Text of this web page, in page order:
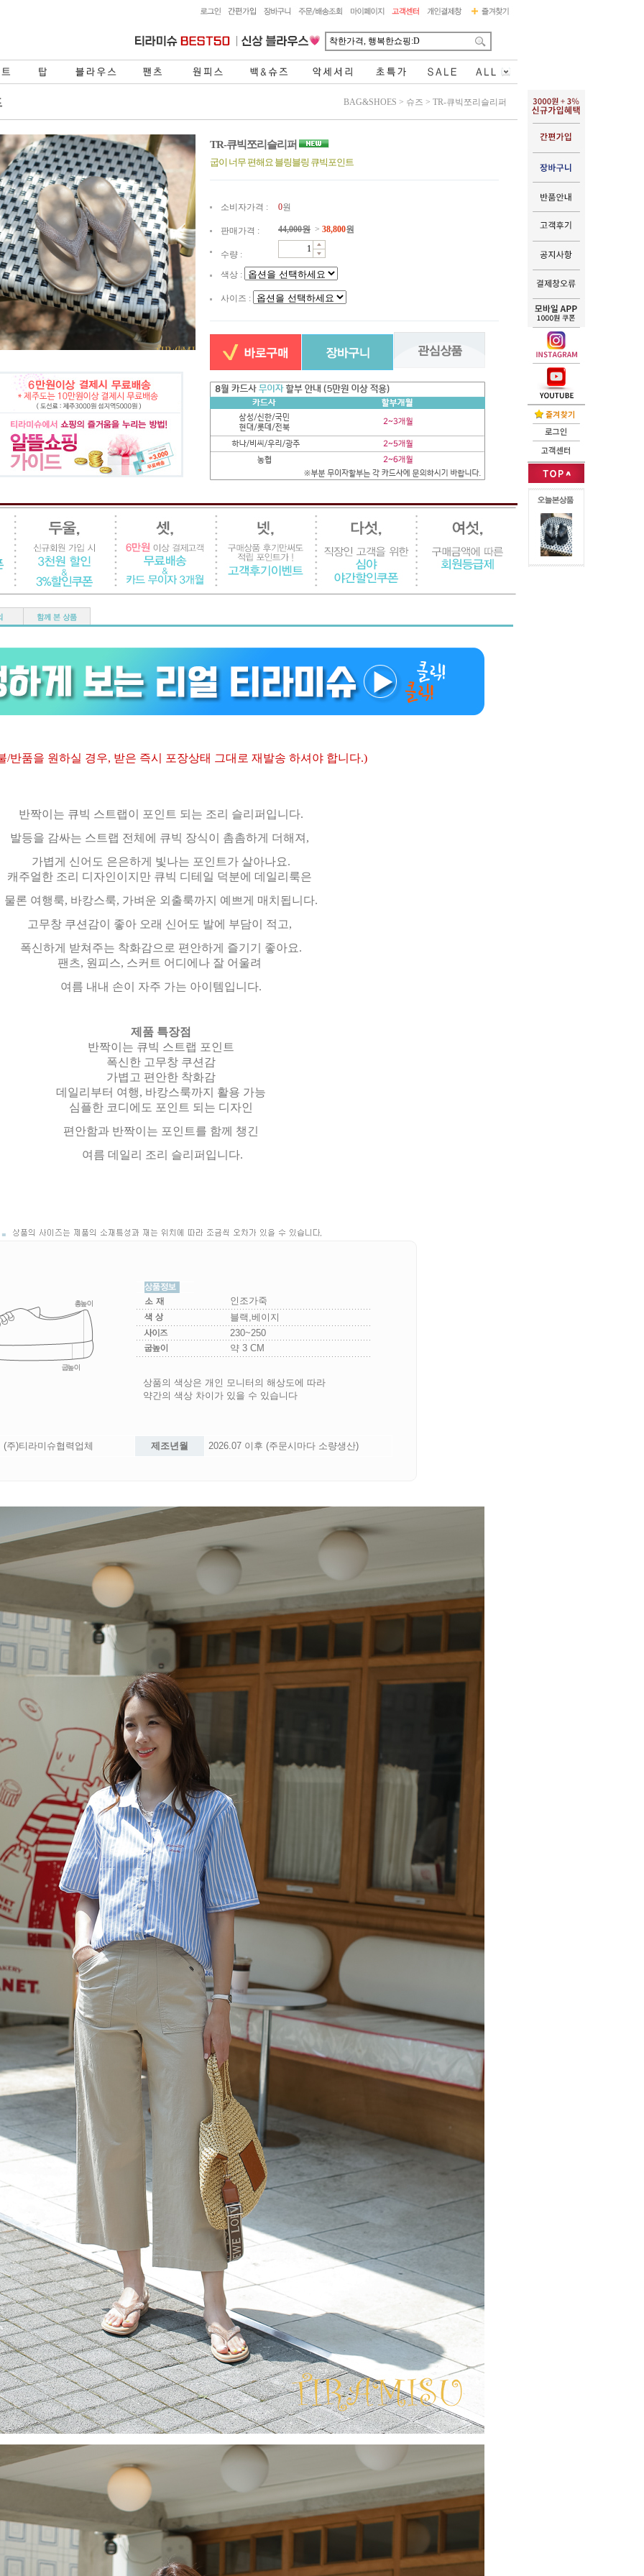
BAG&SHOES > 슈즈 > TR-큐빅쪼리슬리퍼
TR-큐빅쪼리슬리퍼
굽이 너무 편해요 블링블링 큐빅포인트
소비자가격 : 0원
판매가격 : 44,000원 > 38,800원
수량 :
색상 :
사이즈 :
/반품을 원하실 경우, 받은 즉시 포장상태 그대로 재발송 하셔야 합니다.)
반짝이는 큐빅 스트랩이 포인트 되는 조리 슬리퍼입니다.
발등을 감싸는 스트랩 전체에 큐빅 장식이 촘촘하게 더해져,
가볍게 신어도 은은하게 빛나는 포인트가 살아나요.
캐주얼한 조리 디자인이지만 큐빅 디테일 덕분에 데일리룩은
물론 여행룩, 바캉스룩, 가벼운 외출룩까지 예쁘게 매치됩니다.
고무창 쿠션감이 좋아 오래 신어도 발에 부담이 적고,
폭신하게 받쳐주는 착화감으로 편안하게 즐기기 좋아요.
팬츠, 원피스, 스커트 어디에나 잘 어울려
여름 내내 손이 자주 가는 아이템입니다.
제품 특장점
반짝이는 큐빅 스트랩 포인트
폭신한 고무창 쿠션감
가볍고 편안한 착화감
데일리부터 여행, 바캉스룩까지 활용 가능
심플한 코디에도 포인트 되는 디자인
편안함과 반짝이는 포인트를 함께 챙긴
여름 데일리 조리 슬리퍼입니다.
인조가죽
블랙,베이지
230~250
약 3 CM
상품의 색상은 개인 모니터의 해상도에 따라
약간의 색상 차이가 있을 수 있습니다
(주)티라미슈협력업체 제조년월 2026.07 이후 (주문시마다 소량생산)